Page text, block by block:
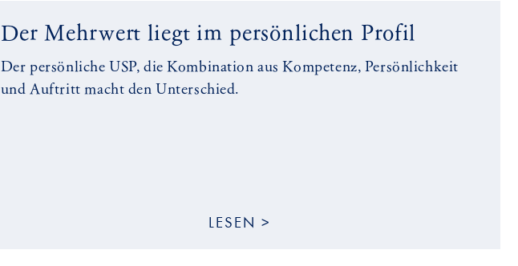
Der Mehrwert liegt im persönlichen Profil
Der persönliche USP, die Kombination aus Kompetenz, Persönlichkeit
und Auftritt macht den Unterschied.
LESEN >